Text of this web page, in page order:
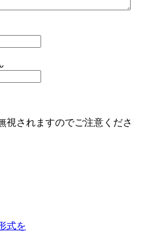
視されますのでご注意くださ
式を